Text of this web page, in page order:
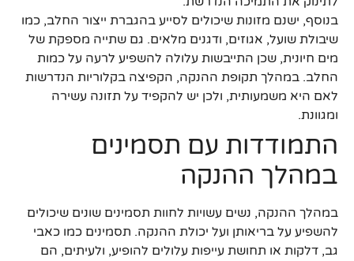
בנוסף, ישנם מזונות שיכולים לסייע בהגברת ייצור החלב, כמו
שיבולת שועל, אגוזים, ודגנים מלאים. גם שתייה מספקת של
מים חיונית, שכן התייבשות עלולה להשפיע לרעה על כמות
החלב. במהלך תקופת ההנקה, הקפיצה בקלוריות הנדרשות
לאם היא משמעותית, ולכן יש להקפיד על תזונה עשירה
ומגוונת.
התמודדות עם תסמינים
במהלך ההנקה
במהלך ההנקה, נשים עשויות לחוות תסמינים שונים שיכולים
להשפיע על בריאותן ועל יכולת ההנקה. תסמינים כמו כאבי
גב, דלקות או תחושת עייפות עלולים להופיע, ולעיתים, הם